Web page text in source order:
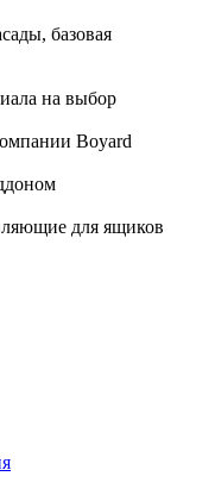
базовая
на выбор
Boyard
для ящиков